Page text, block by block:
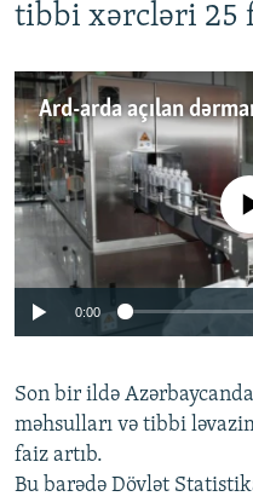
tibbi xərcləri 25
Auto 240p
720p
No media source
0:00
Son bir ildə
məhsulları və tibbi
faiz artıb.
Bu barədə Dövlət